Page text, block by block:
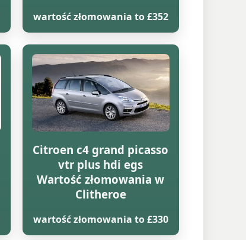
wartość złomowania to £352
Citroen c4 grand picasso
vtr plus hdi egs
Wartość złomowania w
Clitheroe
wartość złomowania to £330